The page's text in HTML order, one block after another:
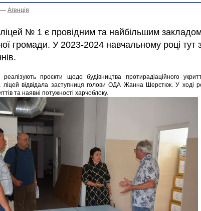
— Агенцiя
№ 1 є провідним та найбільшим закладом
громади. У 2023-2024 навчальному році тут
проєкти щодо будівництва протирадіаційного
ліцей відвідала заступниця голови ОДА Жанна Шерстюк. У ході
та наявні потужності харчоблоку.